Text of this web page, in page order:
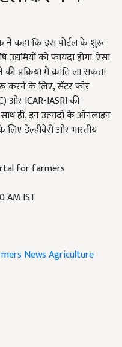
ने कहा कि इस पोर्टल के शुरू
को फायदा होगा. ऐसा
प्रक्रिया में क्रांति ला सकता
करने के लिए, सेंटर फॉर
और ICAR-IASRI की
ही, इन उत्पादों के ऑनलाइन
डेल्हीवेरी और भारतीय
for farmers
AM IST
NewsAgriculture